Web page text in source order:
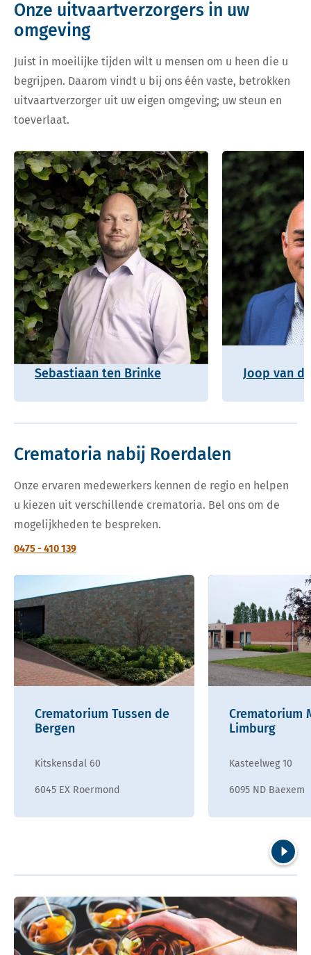
Onze uitvaartverzorgers in uw
omgeving
Juist in moeilijke tijden wilt u mensen om u heen die u
begrijpen. Daarom vindt u bij ons één vaste, betrokken
uitvaartverzorger uit uw eigen omgeving; uw steun en
toeverlaat.
Sebastiaan ten Brinke Joop van
Crematoria nabij Roerdalen
Onze ervaren medewerkers kennen de regio en helpen
u kiezen uit verschillende crematoria. Bel ons om de
mogelijkheden te bespreken.
0475 - 410 139
Crematorium Tussen de
Bergen
Kitskensdal 60
6045 EX Roermond
Crematorium
Limburg
Kasteelweg 10
6095 ND Baexem